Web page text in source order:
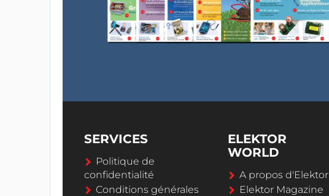
SERVICES
Politique de
confidentialité
Conditions générales
ELEKTOR
WORLD
A propos d'Elektor
Elektor Magazine